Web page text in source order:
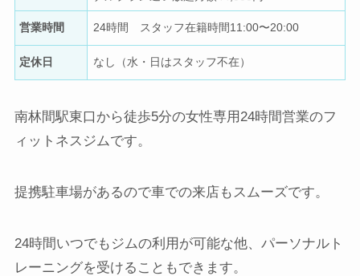
営業時間 24時間 スタッフ在籍時間11:00〜20:00
定休日 なし（水・日はスタッフ不在）
南林間駅東口から徒歩5分の女性専用24時間営業のフ
ィットネスジムです。
提携駐車場があるので車での来店もスムーズです。
24時間いつでもジムの利用が可能な他、パーソナルト
レーニングを受けることもできます。